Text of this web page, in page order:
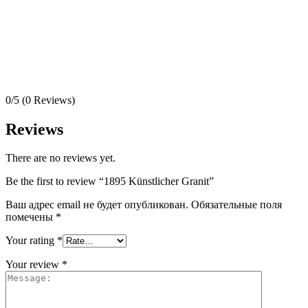
Your rating
Сохранить моё имя, email и адрес сайта в этом браузере для